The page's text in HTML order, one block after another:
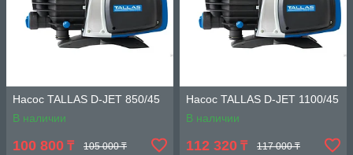
Насос TALLAS D-JET 850/45
В наличии
100 800 ₸ 105 000 ₸
Насос TALLAS D-JET 1100/45
В наличии
112 320 ₸ 117 000 ₸